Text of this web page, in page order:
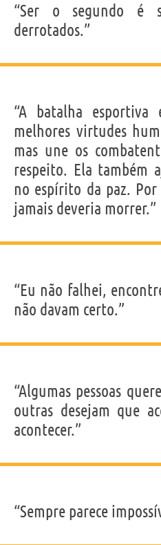
“Ser o segundo é
derrotados.”
“A batalha esportiva
melhores virtudes
mas une os
respeito. Ela também
no espírito da paz. Por
jamais deveria morrer.”
“Eu não falhei,
não davam certo.”
“Algumas pessoas
outras desejam que
acontecer.”
“Sempre parece